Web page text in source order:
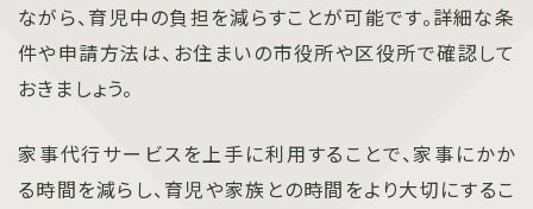
ながら、育児中の負担を減らすことが可能です。詳細な条
件や申請方法は、お住まいの市役所や区役所で確認して
おきましょう。
家事代行サービスを上手に利用することで、家事にかか
る時間を減らし、育児や家族との時間をより大切にするこ